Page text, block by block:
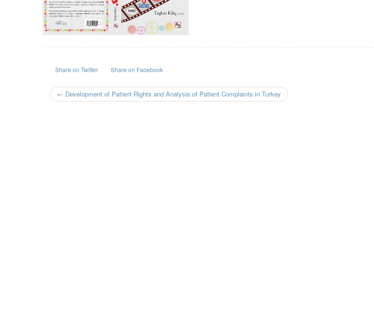
Share on Twitter Share on Facebook
← Development of Patient Rights and Analysis of Patient Complaints in Turkey